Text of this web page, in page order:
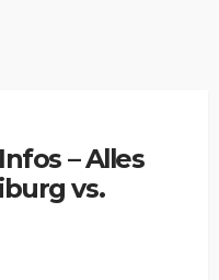
– Alles
vs.